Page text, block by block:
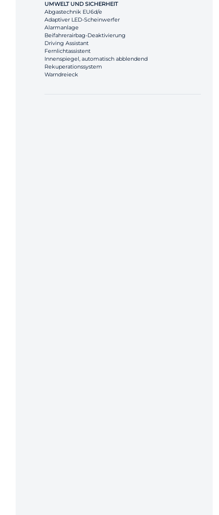
UMWELT UND SICHERHEIT
Abgastechnik EU6d/e
Adaptiver LED-Scheinwerfer
Alarmanlage
Beifahrerairbag-Deaktivierung
Driving Assistant
Fernlichtassistent
Innenspiegel, automatisch abblendend
Rekuperationssystem
Warndreieck